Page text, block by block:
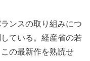
ンスの取り組みにつ
ている。経産省の若
の最新作を熟読せ